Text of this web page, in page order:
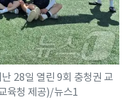
28일 열린 9회 충청권 교
육청 제공)/뉴스1